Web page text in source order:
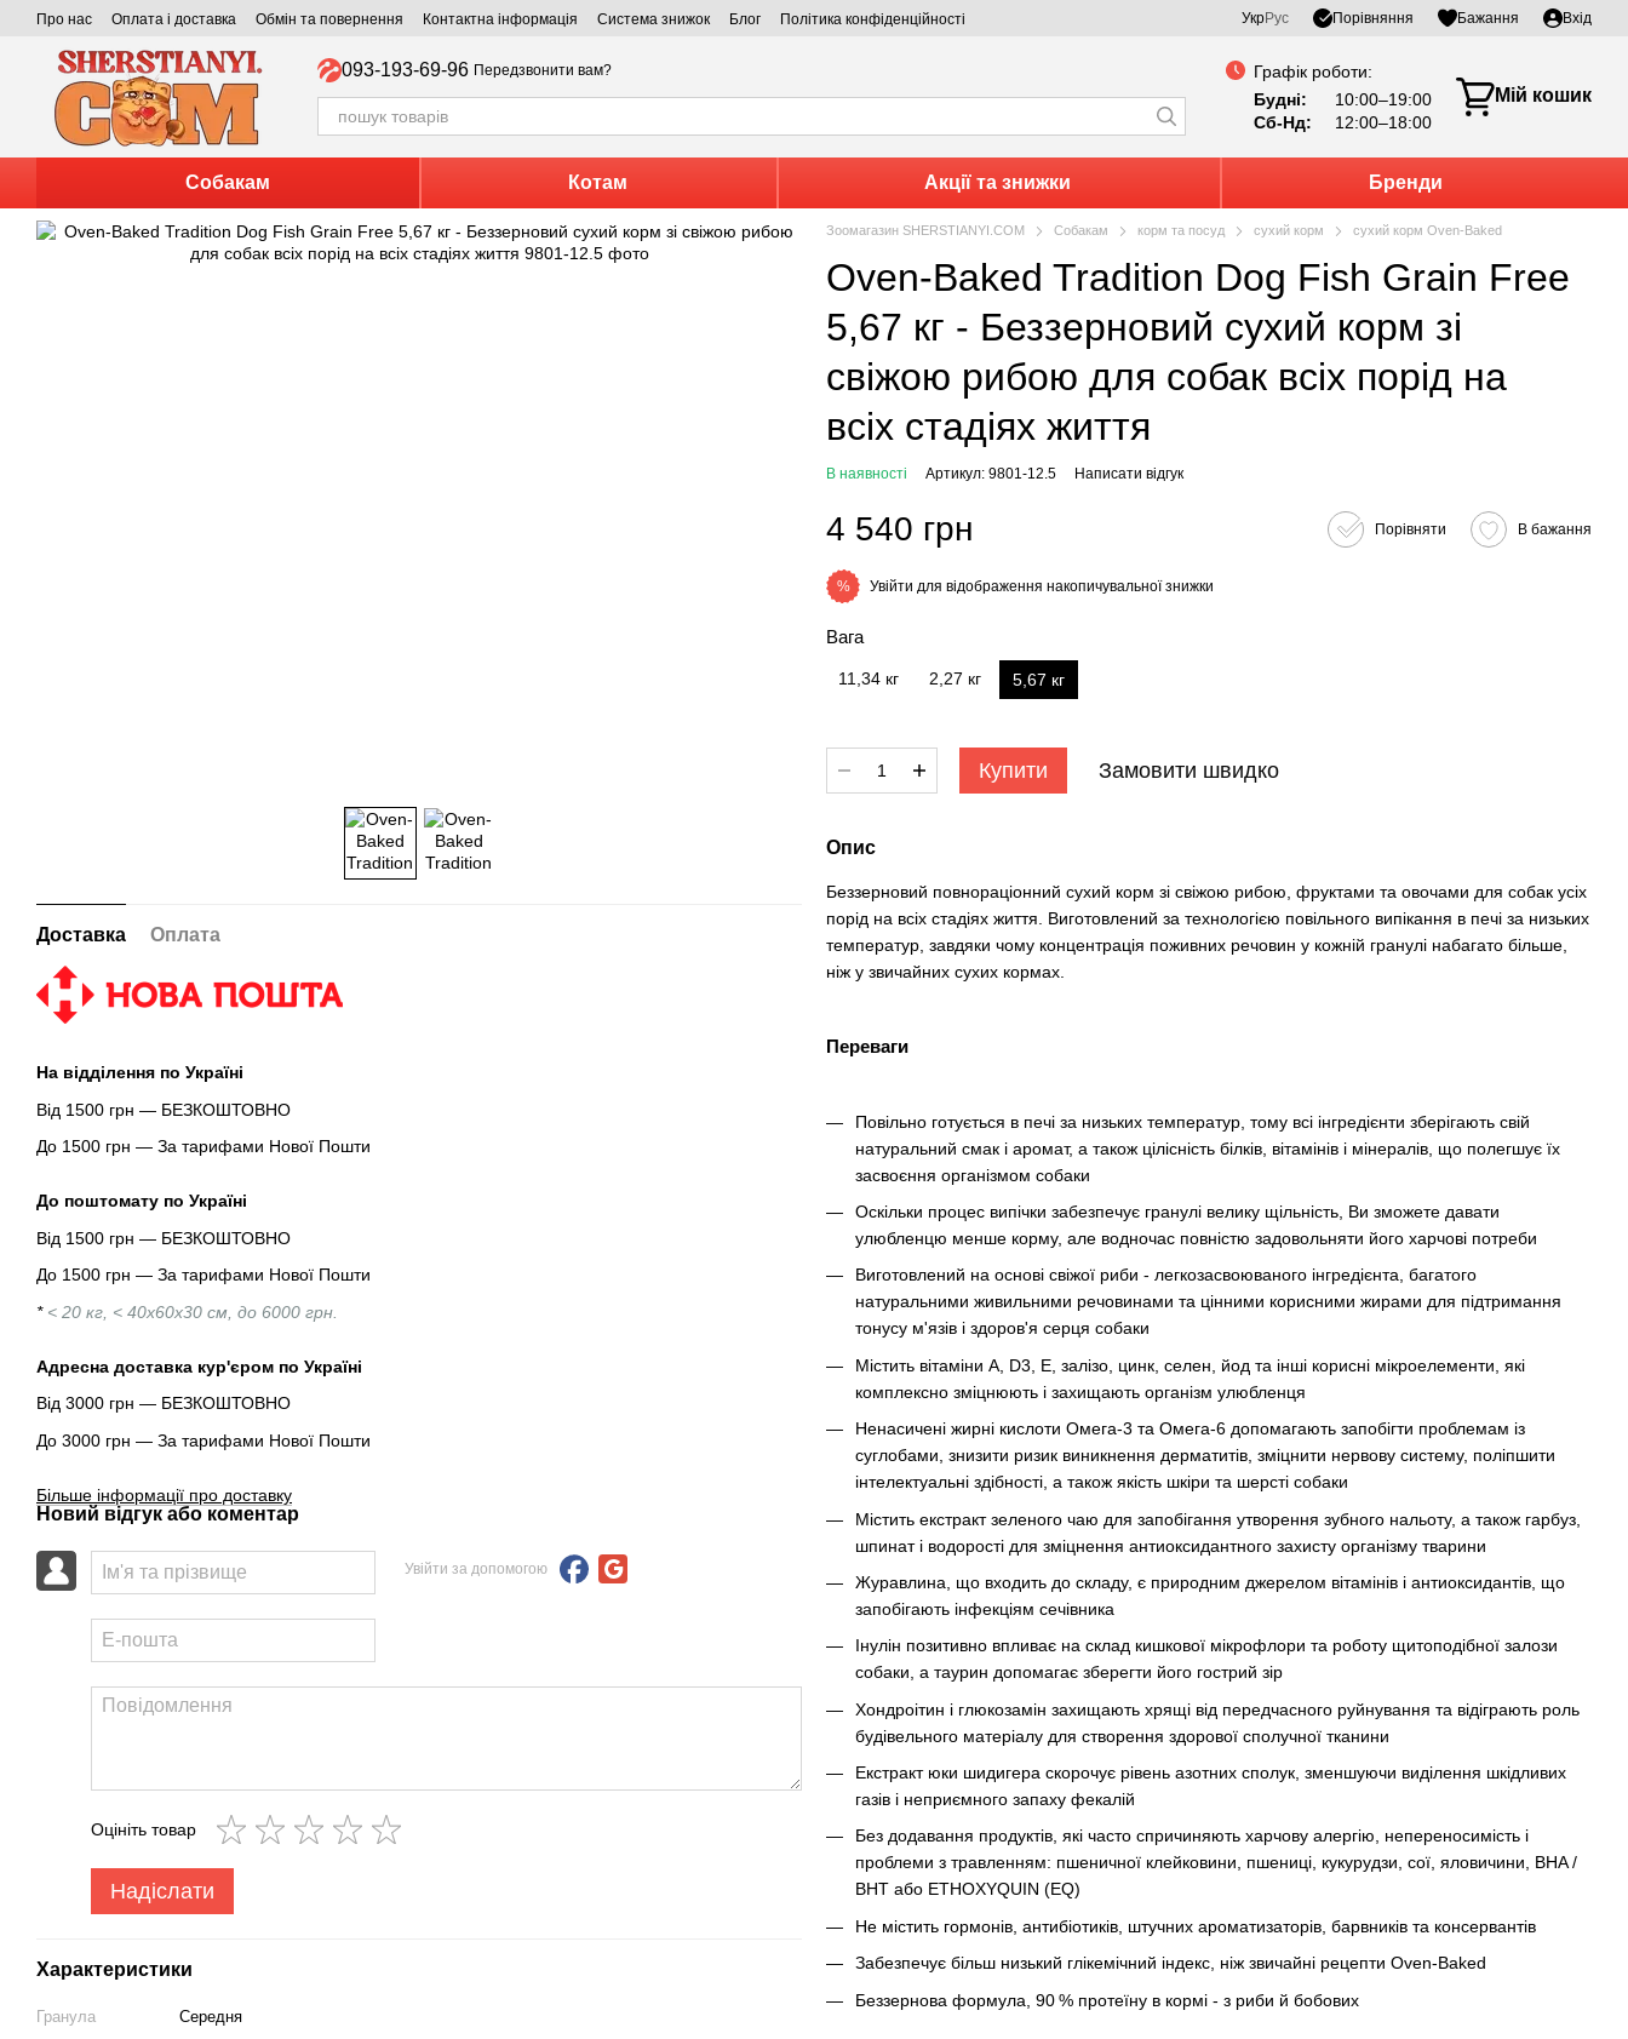
Перейти до основного контенту
Про нас Оплата і доставка Обмін та повернення Контактна інформація Система знижок Блог Політика конфіденційності УкрРус Порівняння Бажання Вхід
093-193-69-96 Передзвонити вам?
Графік роботи:
Будні:
10:00–19:00
Сб-Нд:
12:00–18:00
Мій кошик
Собакам Котам Акції та знижки Бренди
Доставка Оплата
На відділення по Україні
Від 1500 грн — БЕЗКОШТОВНО
До 1500 грн — За тарифами Нової Пошти
До поштомату по Україні
Від 1500 грн — БЕЗКОШТОВНО
До 1500 грн — За тарифами Нової Пошти
* < 20 кг, < 40х60х30 см, до 6000 грн.
Адресна доставка кур'єром по Україні
Від 3000 грн — БЕЗКОШТОВНО
До 3000 грн — За тарифами Нової Пошти
Більше інформації про доставку
Новий відгук або коментар
Увійти за допомогою
Оцініть товар
Надіслати
Характеристики
Гранула
Середня
Зоомагазин SHERSTIANYI.COM Собакам корм та посуд сухий корм сухий корм Oven-Baked
Oven-Baked Tradition Dog Fish Grain Free
5,67 кг - Беззерновий сухий корм зі
свіжою рибою для собак всіх порід на
всіх стадіях життя
В наявності Артикул: 9801-12.5 Написати відгук
4 540 грн Порівняти В бажання
% Увійти для відображення накопичувальної знижки
Вага
11,34 кг 2,27 кг 5,67 кг
Купити Замовити швидко
Опис
Беззерновий повнораціонний сухий корм зі свіжою рибою, фруктами та овочами для собак усіх
порід на всіх стадіях життя. Виготовлений за технологією повільного випікання в печі за низьких
температур, завдяки чому концентрація поживних речовин у кожній гранулі набагато більше,
ніж у звичайних сухих кормах.
Переваги
Повільно готується в печі за низьких температур, тому всі інгредієнти зберігають свій
натуральний смак і аромат, а також цілісність білків, вітамінів і мінералів, що полегшує їх
засвоєння організмом собаки
Оскільки процес випічки забезпечує гранулі велику щільність, Ви зможете давати
улюбленцю менше корму, але водночас повністю задовольняти його харчові потреби
Виготовлений на основі свіжої риби - легкозасвоюваного інгредієнта, багатого
натуральними живильними речовинами та цінними корисними жирами для підтримання
тонусу м'язів і здоров'я серця собаки
Містить вітаміни А, D3, Е, залізо, цинк, селен, йод та інші корисні мікроелементи, які
комплексно зміцнюють і захищають організм улюбленця
Ненасичені жирні кислоти Омега-3 та Омега-6 допомагають запобігти проблемам із
суглобами, знизити ризик виникнення дерматитів, зміцнити нервову систему, поліпшити
інтелектуальні здібності, а також якість шкіри та шерсті собаки
Містить екстракт зеленого чаю для запобігання утворення зубного нальоту, а також гарбуз,
шпинат і водорості для зміцнення антиоксидантного захисту організму тварини
Журавлина, що входить до складу, є природним джерелом вітамінів і антиоксидантів, що
запобігають інфекціям сечівника
Інулін позитивно впливає на склад кишкової мікрофлори та роботу щитоподібної залози
собаки, а таурин допомагає зберегти його гострий зір
Хондроітин і глюкозамін захищають хрящі від передчасного руйнування та відіграють роль
будівельного матеріалу для створення здорової сполучної тканини
Екстракт юки шидигера скорочує рівень азотних сполук, зменшуючи виділення шкідливих
газів і неприємного запаху фекалій
Без додавання продуктів, які часто спричиняють харчову алергію, непереносимість і
проблеми з травленням: пшеничної клейковини, пшениці, кукурудзи, сої, яловичини, BHA /
BHT або ETHOXYQUIN (EQ)
Не містить гормонів, антибіотиків, штучних ароматизаторів, барвників та консервантів
Забезпечує більш низький глікемічний індекс, ніж звичайні рецепти Oven-Baked
Беззернова формула, 90 % протеїну в кормі - з риби й бобових